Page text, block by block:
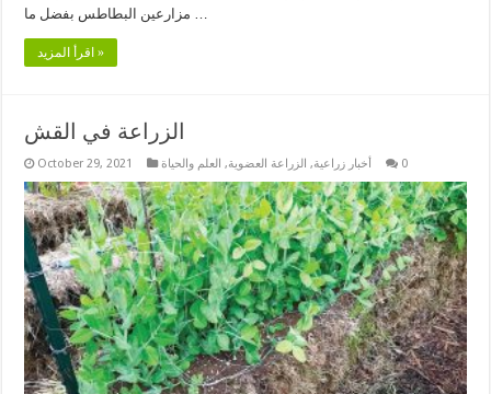
اقرأ المزيد »
الزراعة في القش
October 29, 2021 أخبار زراعية, الزراعة العضوية, العلم والحياة 0